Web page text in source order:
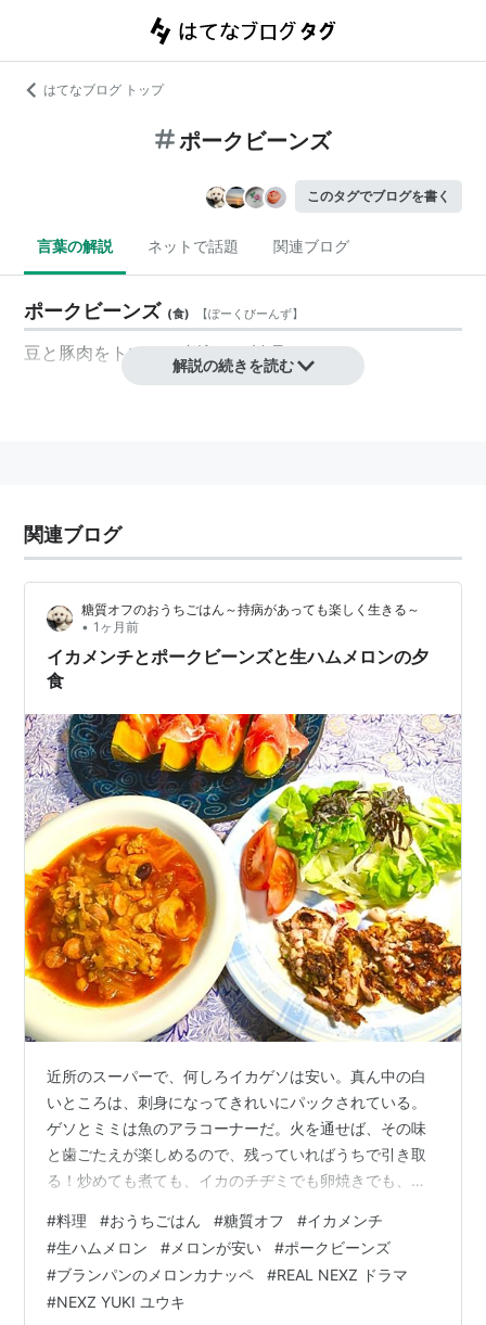
はてなブログ トップ
ポークビーンズ
このタグでブログを書く
言葉の解説 ネットで話題 関連ブログ
ポークビーンズ (食) 【ぽーくびーんず】
豆と豚肉をトマトで煮込んだ料理。
解説の続きを読む
関連ブログ
糖質オフのおうちごはん～持病があっても楽しく生きる～
• 1ヶ月前
イカメンチとポークビーンズと生ハムメロンの夕
食
近所のスーパーで、何しろイカゲソは安い。真ん中の白
いところは、刺身になってきれいにパックされている。
ゲソとミミは魚のアラコーナーだ。火を通せば、その味
と歯ごたえが楽しめるので、残っていればうちで引き取
る！炒めても煮ても、イカのチヂミでも卵焼きでも、美
イカメンチだ。 イカメンチと生ハムメロンとポークビー
ンズの夕食 もくじ 夕食 イカメンチ ポークビーンズ 生ハ
ムメロン 昼食 ブランパンのメロンカナッペとカニカマト
ースト ひとこと REAL NEXZ 短編ドラマ 夕食 イカメンチ
#料理 #おうちごはん #糖質オフ #イカメンチ
#生ハムメロン # メロンが安い #ポークビーンズ
#ブランパンのメロンカナッペ #REAL NEXZ ドラマ
#NEXZ YUKI ユウキ